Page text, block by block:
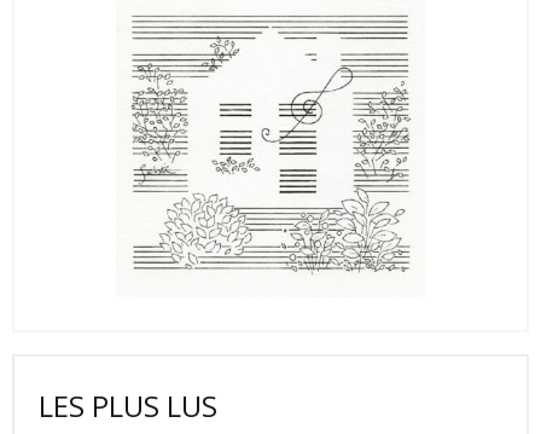
LES PLUS LUS